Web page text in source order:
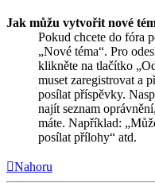
Jak můžu vytvořit nové
Pokud chcete do fóra
„Nové téma“. Pro
klikněte na tlačítko
muset zaregistrovat a
posílat příspěvky.
najít seznam
máte. Například:
posílat přílohy“ atd.
Nahoru